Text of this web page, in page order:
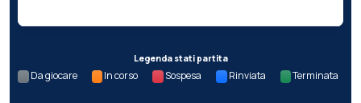
Legenda stati partita
Da giocare In corso Sospesa Rinviata Terminata